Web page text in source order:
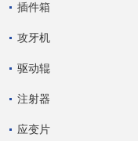
插件箱
攻牙机
驱动辊
注射器
应变片